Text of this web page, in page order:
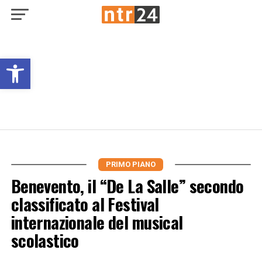
Open toolbar
PRIMO PIANO
Benevento, il “De La Salle” secondo
classificato al Festival
internazionale del musical
scolastico